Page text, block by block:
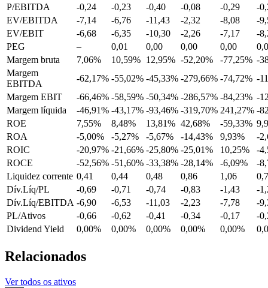
P/EBITDA
-0,24 -0,23 -0,40 -0,08 -0,29
-
EV/EBITDA
-7,14 -6,76 -11,43 -2,32 -8,08
-
EV/EBIT
-6,68 -6,35 -10,30 -2,26 -7,17
-
PEG
– 0,01 0,00 0,00 0,00
Margem bruta
7,06% 10,59% 12,95% -52,20% -77,25% -
Margem
EBITDA
-62,17% -55,02% -45,33% -279,66% -74,72% -
Margem EBIT
-66,46% -58,59% -50,34% -286,57% -84,23% -
Margem líquida
-46,91% -43,17% -93,46% -319,70% 241,27% -
ROE
7,55% 8,48% 13,81% 42,68% -59,33%
ROA
-5,00% -5,27% -5,67% -14,43% 9,93%
-
ROIC
-20,97% -21,66% -25,80% -25,01% 10,25%
-
ROCE
-52,56% -51,60% -33,38% -28,14% -6,09%
-
Liquidez corrente 0,41 0,44 0,48 0,86 1,06
Dív.Líq/PL
-0,69 -0,71 -0,74 -0,83 -1,43
-
Dív.Líq/EBITDA -6,90 -6,53 -11,03 -2,23 -7,78
-
PL/Ativos
-0,66 -0,62 -0,41 -0,34 -0,17
-
Dividend Yield
0,00% 0,00% 0,00% 0,00% 0,00%
Relacionados
Ver todos os ativos